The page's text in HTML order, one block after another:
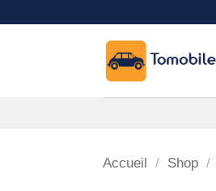
au
Accueil / Shop /